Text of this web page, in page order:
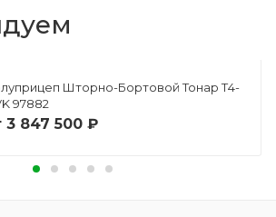
Шторно-Бортовой Тонар Т4-
97882
3 847 500 ₽